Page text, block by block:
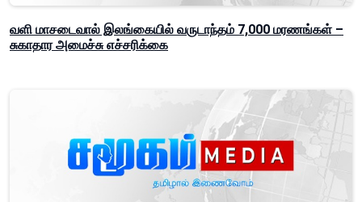
வளி மாசடைவால் இலங்கையில் வருடாந்தம் 7,000 மரணங்கள் –
சுகாதார அமைச்சு எச்சரிக்கை